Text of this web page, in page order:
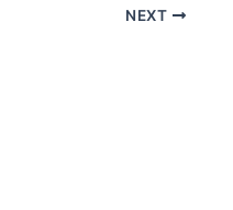
NEXT